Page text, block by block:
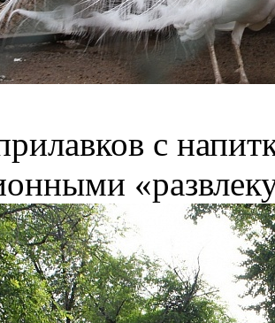
с